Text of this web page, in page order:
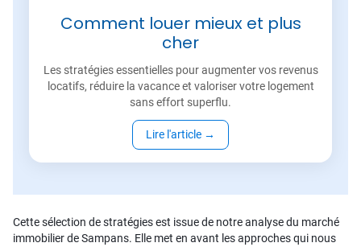
Comment louer mieux et plus
cher
Les stratégies essentielles pour augmenter vos revenus
locatifs, réduire la vacance et valoriser votre logement
sans effort superflu.
Lire l'article →
Cette sélection de stratégies est issue de notre analyse du marché
immobilier de Sampans. Elle met en avant les approches qui nous